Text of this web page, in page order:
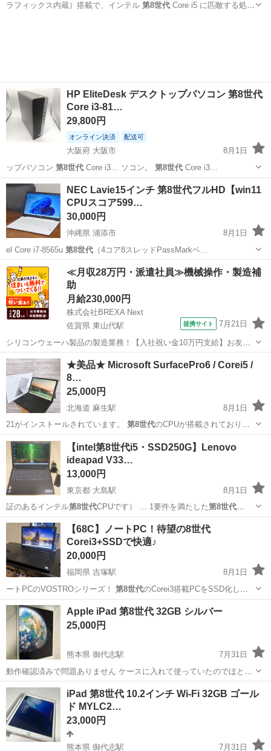
ラフィックス内蔵）搭載で、インテル 第8世代Core i5 に匹敵する処理
HP EliteDesk デスクトップパソコン 第8世代
Core i3-81…
29,800円
オンライン決済 配送可
大阪府 大阪市
8月1日
ップパソコン 第8世代Core i3… ソコン。 第8世代Core i3…
大阪 大阪市 デスクトップパソコン EliteDesk
NEC Lavie15インチ 第8世代フルHD【win11
CPUスコア599…
30,000円
沖縄県 浦添市
8月1日
el Core i7-8565u 第8世代（4コア8スレッドPassMarkベ…
沖縄 浦添市 ノートパソコン CPU
≪月収28万円・派遣社員≫機械操作・製造補
助
月給230,000円
株式会社BREXA Next
佐賀県 東山代駅
提携サイト 7月21日
シリコンウェーハ製品の製造業務！【入社祝い金10万円支給】お友達
やカップルとの応募OK◎年間休日129日＆休出なしでプライベート充
実♪業務はクリーンルームで快適作業◎自社正社員登用制度あり★1食
300円～の格安食堂あり！《佐...
佐賀 伊万里市 東山代駅
★美品★ Microsoft SurfacePro6 / Corei5 /
8…
25,000円
北海道 麻生駅
8月1日
21がインストールされています。 第8世代のCPUが搭載されており、
日常的な動…
北海道 札幌市 麻生駅 ノートパソコン
【intel第8世代i5・SSD250G】Lenovo
ideapad V33…
13,000円
東京都 大島駅
8月1日
証のあるインテル第8世代CPUです） … 1要件を満たした第8世代
IntelCPU…
東京 江東区 大島駅 ノートパソコン 第8世代
【68C】ノートPC！待望の8世代
Corei3+SSDで快適♪
20,000円
福岡県 吉塚駅
8月1日
ートPCのVOSTROシリーズ！ 第8世代のCorei3搭載PCをSSD化し
て…
福岡 福岡市 ノートパソコン
Apple iPad 第8世代 32GB シルバー
25,000円
熊本県 御代志駅
7月31日
動作確認済みで問題ありません ケースに入れて使っていたのでほとん
ど傷はありません Wi-Fiモデル 100%まで問題なく充電可能です。
熊本 菊池市 御代志駅
iPad 第8世代 10.2インチ Wi-Fi 32GB ゴール
ド MYLC2…
23,000円
熊本県 御代志駅 7月31日